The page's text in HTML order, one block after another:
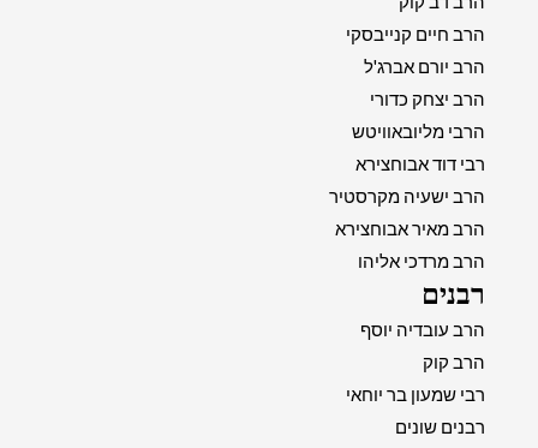
הרב חיים קנייבסקי
הרב יורם אברג'ל
הרב יצחק כדורי
הרבי מליובאוויטש
רבי דוד אבוחצירא
הרב ישעיה מקרסטיר
הרב מאיר אבוחצירא
הרב מרדכי אליהו
רבנים
הרב עובדיה יוסף
הרב קוק
רבי שמעון בר יוחאי
רבנים שונים